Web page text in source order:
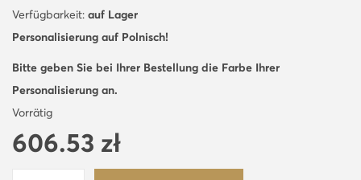
Verfügbarkeit: auf Lager
Personalisierung auf Polnisch!
Bitte geben Sie bei Ihrer Bestellung die Farbe Ihrer
Personalisierung an.
Vorrätig
606.53 zł